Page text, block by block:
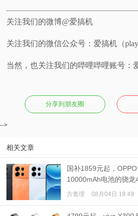
关注我们的微博@爱搞机
关注我们的微信公众号：爱搞机（
当然，也关注我们的哔哩哔哩账号：
分享到朋友圈
-->
相关文章
国补1859元起，
10000mAh电池的骁龙
方查理 08月04日 18:49